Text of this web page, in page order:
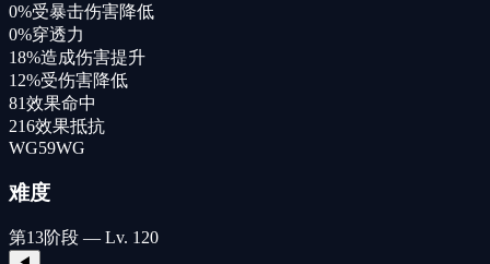
0%受暴击伤害降低
0%穿透力
18%造成伤害提升
12%受伤害降低
81效果命中
216效果抵抗
WG59WG
难度
第13阶段 — Lv. 120